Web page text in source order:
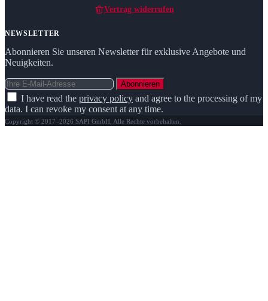
Vertrag widerrufen
NEWSLETTER
Abonnieren Sie unseren Newsletter für exklusive Angebote und
Neuigkeiten.
Abonnieren
I have read the privacy policy and agree to the processing of my
data. I can revoke my consent at any time.
Copyright © 2017–2026 SAPI GmbH, Alle Rechte vorbehalten.